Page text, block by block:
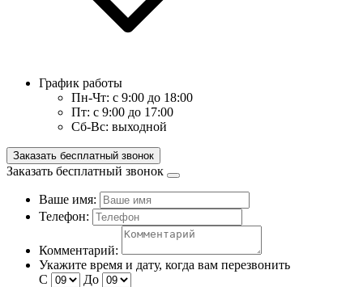
График работы
Пн-Чт: с 9:00 до 18:00
Пт: с 9:00 до 17:00
Сб-Вс: выходной
Заказать бесплатный звонок
Заказать бесплатный звонок
Ваше имя:
Телефон:
Комментарий:
Укажите время и дату, когда вам перезвонить
С
До